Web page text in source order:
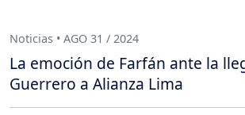
Noticias • AGO 31 / 2024
La emoción de Farfán ante la
Guerrero a Alianza Lima